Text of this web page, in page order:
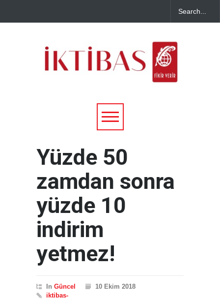
Yüzde 50
zamdan sonra
yüzde 10
indirim
yetmez!
In Güncel
10 Ekim 2018
iktibas-